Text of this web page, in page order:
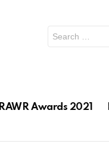
for:
RAWR Awards 2021